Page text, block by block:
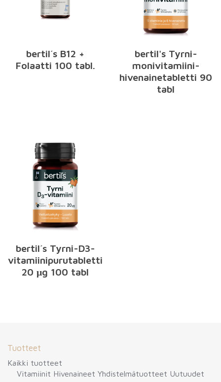
bertil´s B12 +
Folaatti 100 tabl.
bertil's Tyrni-
monivitamiini-
hivenainetabletti 90
tabl
bertil´s Tyrni-D3-
vitamiinipurutabletti
20 μg 100 tabl
Tuotteet
Kaikki tuotteet
Vitamiinit Hivenaineet Yhdistelmätuotteet Uutuudet